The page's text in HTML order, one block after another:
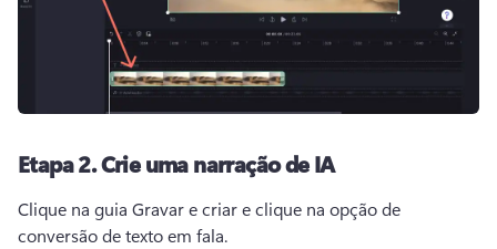
Etapa 2.Crie uma narração de IA
Clique na guia Gravar e criar e clique na opção de
conversão de texto em fala.